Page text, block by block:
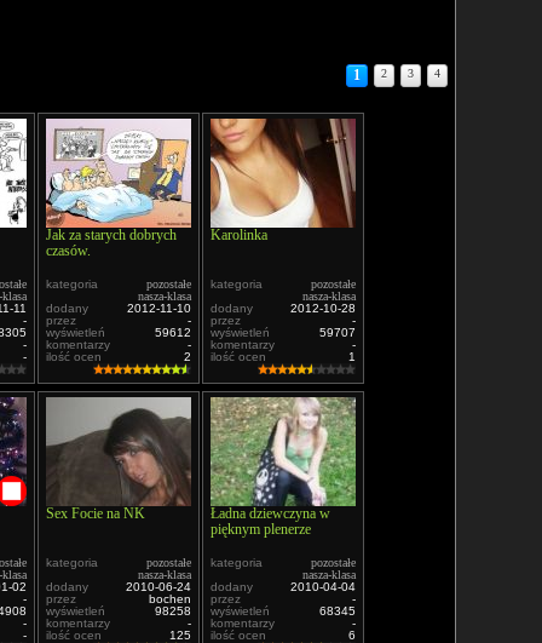
1 2 3 4
klasa
11
-
-
-
Jak za starych dobrych
czasów.
kategoria
pozostałe
nasza-klasa
dodany
2012-11-10
przez
-
wyświetleń
59612
komentarzy
-
ilość ocen
2
Karolinka
kategoria
pozostałe
nasza-klasa
dodany
2012-10-28
przez
-
wyświetleń
59707
komentarzy
-
ilość ocen
1
klasa
02
-
-
-
Sex Focie na NK
kategoria
pozostałe
nasza-klasa
dodany
2010-06-24
przez
bochen
wyświetleń
98258
komentarzy
-
ilość ocen
125
Ładna dziewczyna w
pięknym plenerze
kategoria
pozostałe
nasza-klasa
dodany
2010-04-04
przez
-
wyświetleń
68345
komentarzy
-
ilość ocen
6